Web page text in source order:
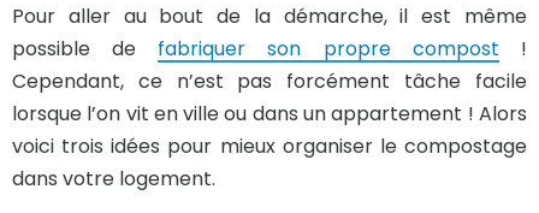
Pour aller au bout de la démarche, il est même
possible de fabriquer son propre compost !
Cependant, ce n’est pas forcément tâche facile
lorsque l’on vit en ville ou dans un appartement ! Alors
voici trois idées pour mieux organiser le compostage
dans votre logement.